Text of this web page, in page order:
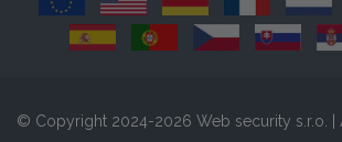
© Copyright 2024-2026 Web security s.r.o. |